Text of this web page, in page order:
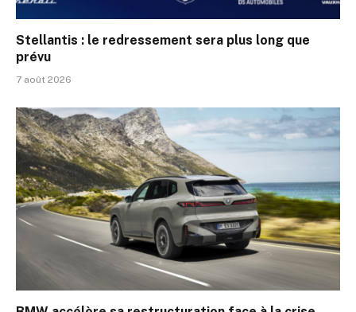
Stellantis : le redressement sera plus long que
prévu
7 août 2026